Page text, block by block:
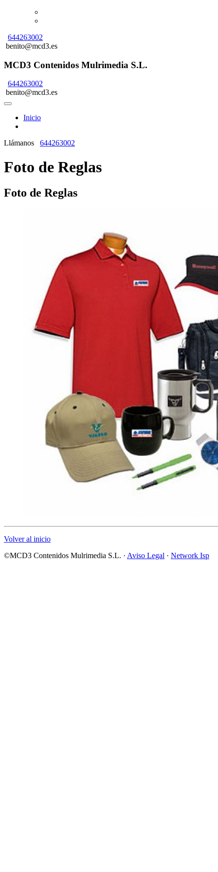
644263002
benito@mcd3.es
MCD3 Contenidos Mulrimedia S.L.
644263002
benito@mcd3.es
Inicio
Llámanos 644263002
Foto de Reglas
Foto de Reglas
Volver al inicio
©MCD3 Contenidos Mulrimedia S.L. · Aviso Legal · Network Isp